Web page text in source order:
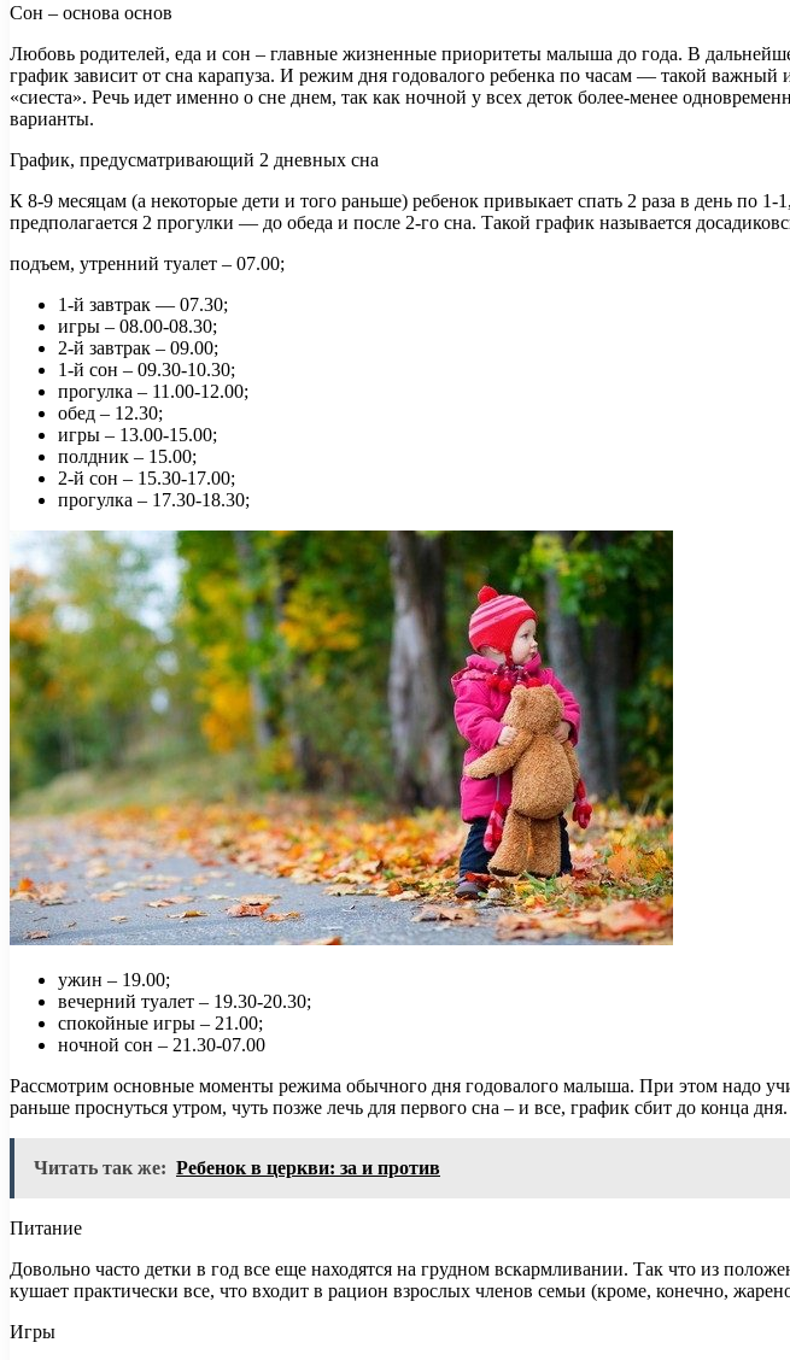
Сон – основа основ
Любовь родителей, еда и сон – главные жизненные приоритеты малыша до года. В
график зависит от сна карапуза. И режим дня годовалого ребенка по часам — такой
«сиеста». Речь идет именно о сне днем, так как ночной у всех деток более-менее
варианты.
График, предусматривающий 2 дневных сна
К 8-9 месяцам (а некоторые дети и того раньше) ребенок привыкает спать 2 раза в день по
предполагается 2 прогулки — до обеда и после 2-го сна. Такой график называется
подъем, утренний туалет – 07.00;
1-й завтрак — 07.30;
игры – 08.00-08.30;
2-й завтрак – 09.00;
1-й сон – 09.30-10.30;
прогулка – 11.00-12.00;
обед – 12.30;
игры – 13.00-15.00;
полдник – 15.00;
2-й сон – 15.30-17.00;
прогулка – 17.30-18.30;
ужин – 19.00;
вечерний туалет – 19.30-20.30;
спокойные игры – 21.00;
ночной сон – 21.30-07.00
Рассмотрим основные моменты режима обычного дня годовалого малыша. При этом надо
раньше проснуться утром, чуть позже лечь для первого сна – и все, график сбит до конца дня.
Читать так же: Ребенок в церкви: за и против
Питание
Довольно часто детки в год все еще находятся на грудном вскармливании. Так что из
кушает практически все, что входит в рацион взрослых членов семьи (кроме, конечно,
Игры